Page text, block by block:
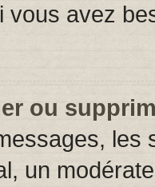
vous avez
ou
les
un